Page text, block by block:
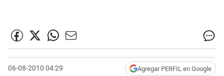
06-08-2010 04:29 Agregar PERFIL en Google